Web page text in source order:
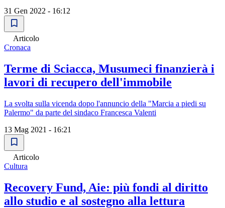
31 Gen 2022 - 16:12
Articolo
Cronaca
Terme di Sciacca, Musumeci finanzierà i
lavori di recupero dell'immobile
La svolta sulla vicenda dopo l'annuncio della "Marcia a piedi su
Palermo" da parte del sindaco Francesca Valenti
13 Mag 2021 - 16:21
Articolo
Cultura
Recovery Fund, Aie: più fondi al diritto
allo studio e al sostegno alla lettura